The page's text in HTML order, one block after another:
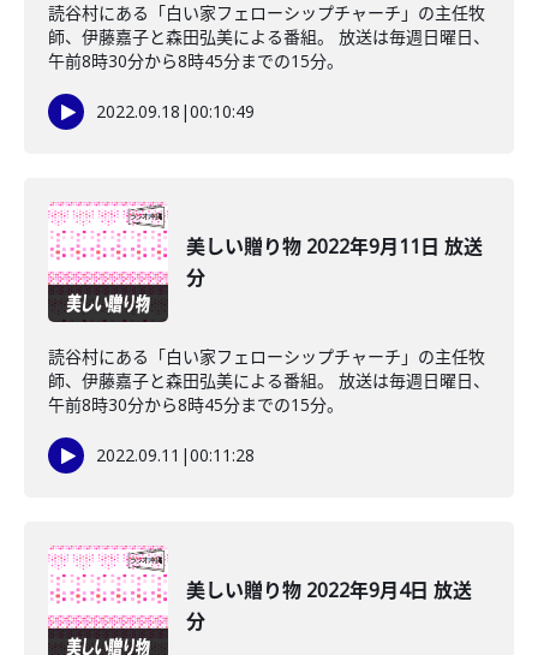
読谷村にある「白い家フェローシップチャーチ」の主任牧
師、伊藤嘉子と森田弘美による番組。 放送は毎週日曜日、
午前8時30分から8時45分までの15分。
2022.09.18 |00:10:49
美しい贈り物 2022年9月11日 放送
分
読谷村にある「白い家フェローシップチャーチ」の主任牧
師、伊藤嘉子と森田弘美による番組。 放送は毎週日曜日、
午前8時30分から8時45分までの15分。
2022.09.11 |00:11:28
美しい贈り物 2022年9月4日 放送
分